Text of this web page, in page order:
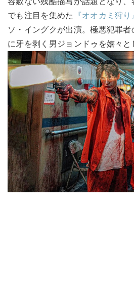
でも注目を集めた
『オオカミ狩り
ソ・イングクが出演。極悪犯罪
に牙を剥く男ジョンドゥを嬉々と